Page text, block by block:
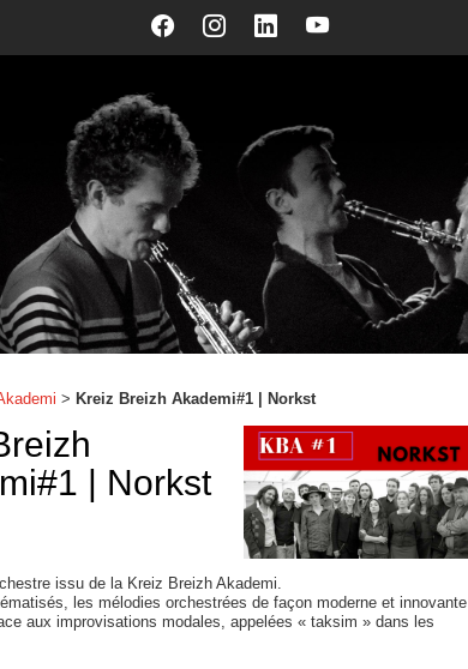
> Kreiz Breizh Akademi#1 | Norkst
| Norkst
issu de la Kreiz Breizh Akademi.
les mélodies orchestrées de façon moderne et innovante
aux improvisations modales, appelées « taksim » dans les